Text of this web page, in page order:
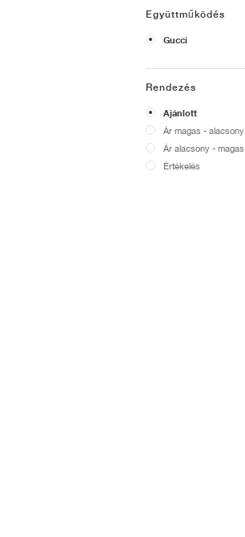
Együttműködés
Gucci
Rendezés
Ajánlott
Ár magas - alacsony
Ár alacsony - magas
Értékelés